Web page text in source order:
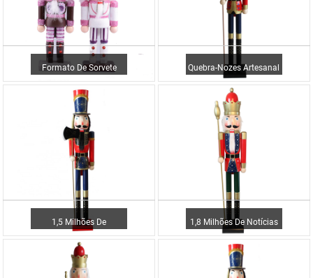
Formato De Sorvete
Quebra-Nozes De
Tamanho Pequeno ...
Quebra-Nozes Artesanal
De Madeira Da Melhor
Qualidade...
1,5 Milhões De
Novidades Artesanato
Personalizado
1,8 Milhões De Notícias
Projetam Quebra-Nozes
Em Poliresina ...